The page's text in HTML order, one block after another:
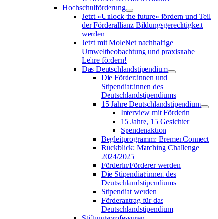
Hochschulförderung
Jetzt »Unlock the future« fördern und Teil
der Förderallianz Bildungsgerechtigkeit
werden
Jetzt mit MoleNet nachhaltige
Umweltbeobachtung und praxisnahe
Lehre fördern!
Das Deutschlandstipendium
Die Förder:innen und
Stipendiat:innen des
Deutschlandstipendiums
15 Jahre Deutschlandstipendium
Interview mit Förderin
15 Jahre, 15 Gesichter
Spendenaktion
Begleitprogramm: BremenConnect
Rückblick: Matching Challenge
2024/2025
Förderin/Förderer werden
Die Stipendiat:innen des
Deutschlandstipendiums
Stipendiat werden
Förderantrag für das
Deutschlandstipendium